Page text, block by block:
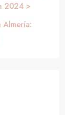
2024 >
Almería: